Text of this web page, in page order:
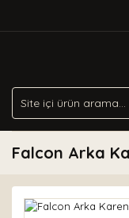
Falcon Arka